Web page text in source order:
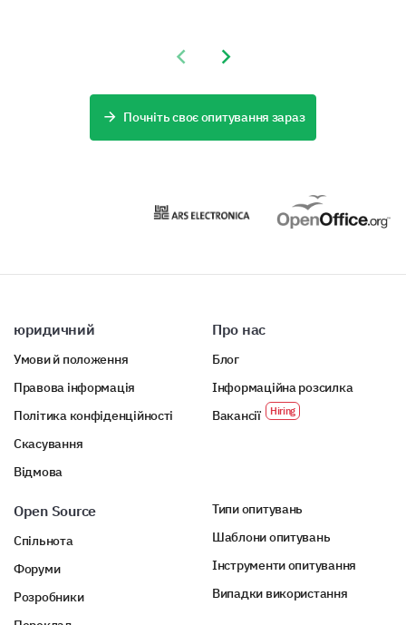
Previous slide
Next slide
Почніть своє опитування зараз
юридичний
Умови й положення
Правова інформація
Політика конфіденційності
Скасування
Відмова
Про нас
Блог
Інформаційна розсилка
Вакансії
Open Source
Спільнота
Форуми
Розробники
Типи опитувань
Шаблони опитувань
Інструменти опитування
Випадки використання